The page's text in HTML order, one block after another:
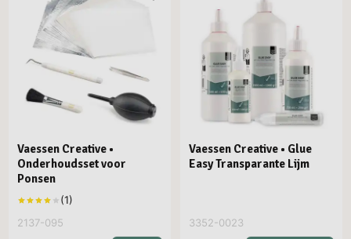
Vaessen Creative •
Onderhoudsset voor
Ponsen
2137-095
Vaessen Creative • Glue
Easy Transparante Lijm
3352-0023